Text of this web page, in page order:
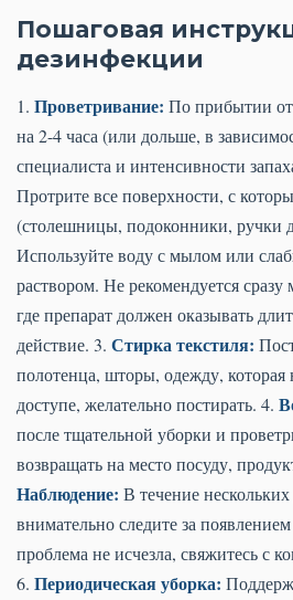
Пошаговая
дезинфекции
1. Проветривание: По прибытии
на 2-4 часа (или дольше, в
специалиста и интенсивности
Протрите все поверхности, с
(столешницы, подоконники, ручки
Используйте воду с мылом или
раствором. Не рекомендуется
где препарат должен оказывать
действие. 3. Стирка текстиля:
полотенца, шторы, одежду, которая
доступе, желательно постирать. 4.
после тщательной уборки и
возвращать на место посуду,
Наблюдение: В течение
внимательно следите за
проблема не исчезла, свяжитесь с
6. Периодическая уборка: